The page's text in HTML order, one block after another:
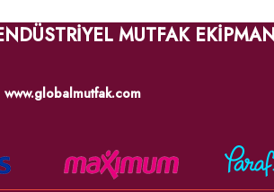
MUTFAK
www.globalmutfak.com